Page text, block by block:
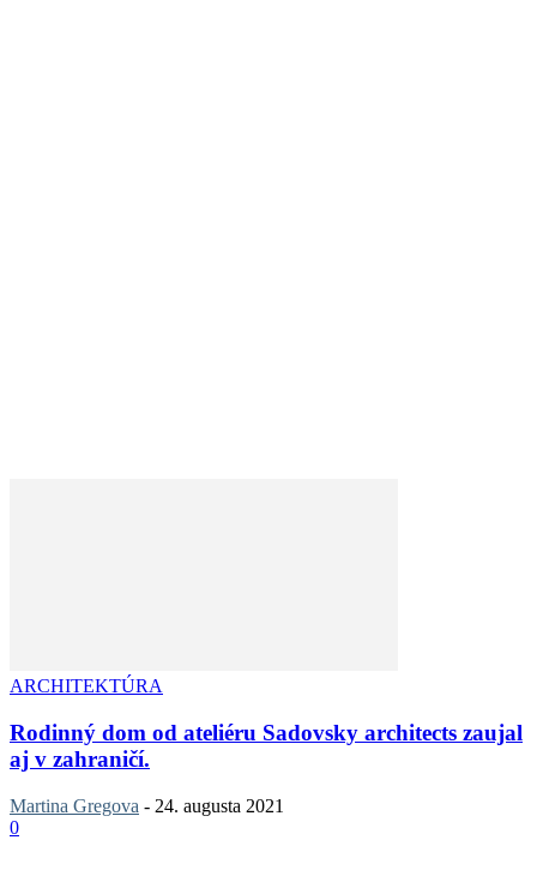
ARCHITEKTÚRA
Rodinný dom od ateliéru Sadovsky architects zaujal
aj v zahraničí.
Martina Gregova - 24. augusta 2021
0